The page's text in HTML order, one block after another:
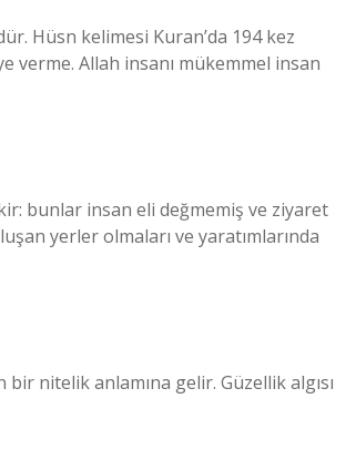
Hüsn kelimesi Kuran’da 194 kez
verme. Allah insanı mükemmel insan
bunlar insan eli değmemiş ve ziyaret
yerler olmaları ve yaratımlarında
nitelik anlamına gelir. Güzellik algısı